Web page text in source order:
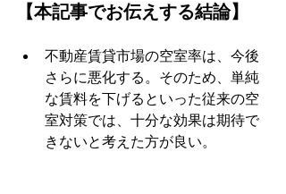
【本記事でお伝えする結論】
不動産賃貸市場の空室率は、今後
さらに悪化する。そのため、単純
な賃料を下げるといった従来の空
室対策では、十分な効果は期待で
きないと考えた方が良い。